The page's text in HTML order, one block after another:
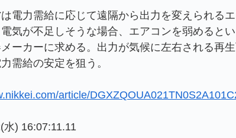
電力需給に応じて遠隔から出力を変えられる
気が不足しそうな場合、エアコンを弱めると
ーカーに求める。出力が気候に左右される再
需給の安定を狙う。
article/
水) 16:07:11.11